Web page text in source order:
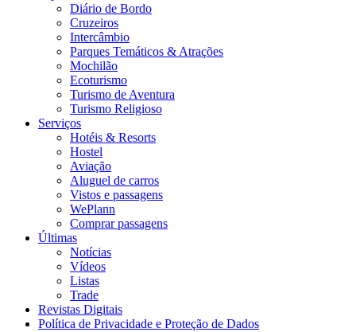
Diário de Bordo
Cruzeiros
Intercâmbio
Parques Temáticos & Atrações
Mochilão
Ecoturismo
Turismo de Aventura
Turismo Religioso
Serviços
Hotéis & Resorts
Hostel
Aviação
Aluguel de carros
Vistos e passagens
WePlann
Comprar passagens
Últimas
Notícias
Vídeos
Listas
Trade
Revistas Digitais
Política de Privacidade e Proteção de Dados